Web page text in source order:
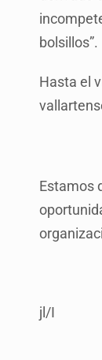
bolsillos”.
Hasta el
Estamos
jl/I